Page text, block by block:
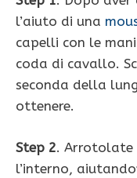
l’aiuto di una
capelli con le
coda di cavallo.
seconda della
ottenere.
Step 2. Arrotolate
l’interno,